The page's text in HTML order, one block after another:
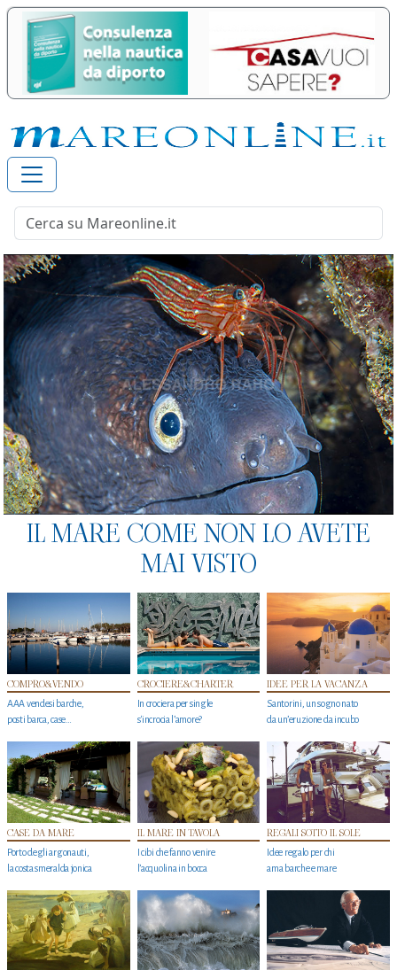
IL MARE COME NON LO AVETE
MAI VISTO
COMPRO&VENDO
AAA vendesi barche,
posti barca, case…
CROCIERE&CHARTER
In crociera per single
s'incrocia l’amore?
IDEE PER LA VACANZA
Santorini, un sogno nato
da un’eruzione da incubo
CASE DA MARE
Porto degli argonauti,
la costa smeralda jonica
IL MARE IN TAVOLA
I cibi che fanno venire
l’acquolina in bocca
REGALI SOTTO IL SOLE
Idee regalo per chi
ama barche e mare